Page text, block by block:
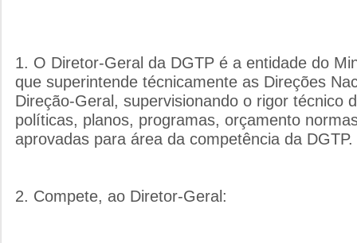
1. O Diretor-Geral da DGTP é a entidade do
que superintende técnicamente as Direções
Direção-Geral, supervisionando o rigor técnico
políticas, planos, programas, orçamento
aprovadas para área da competência da DGTP.
2. Compete, ao Diretor-Geral: